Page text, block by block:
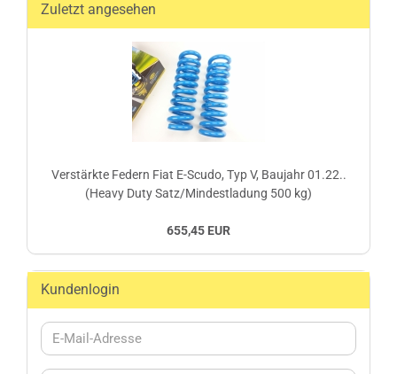
Zuletzt angesehen
Verstärkte Federn Fiat E-Scudo, Typ V, Baujahr 01.22..
(Heavy Duty Satz/Mindestladung 500 kg)
655,45 EUR
Kundenlogin
E-
Mail-